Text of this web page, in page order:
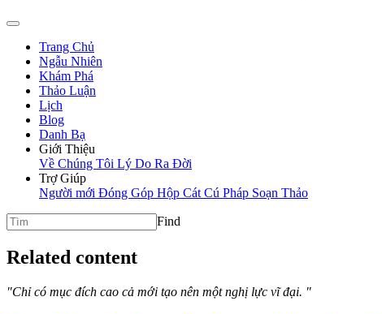
Trang Chủ
Ngẫu Nhiên
Khám Phá
Thảo Luận
Lịch
Blog
Danh Bạ
Giới Thiệu
Về Chúng Tôi Lý Do Ra Đời
Trợ Giúp
Người mới Đóng Góp Hộp Cát Cú Pháp Soạn Thảo
Find
Related content
"Chỉ có mục đích cao cả mới tạo nên một nghị lực vĩ đại. "